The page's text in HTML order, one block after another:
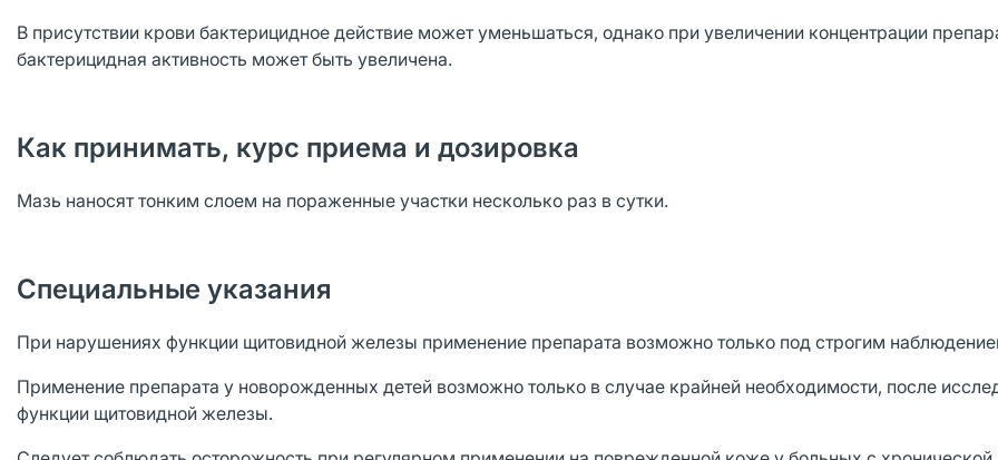
В присутствии крови бактерицидное действие может уменьшаться, однако при увеличении концентрации
бактерицидная активность может быть увеличена.
Как принимать, курс приема и дозировка
Мазь наносят тонким слоем на пораженные участки несколько раз в сутки.
Специальные указания
При нарушениях функции щитовидной железы применение препарата возможно только под строгим
Применение препарата у новорожденных детей возможно только в случае крайней необходимости, после
функции щитовидной железы.